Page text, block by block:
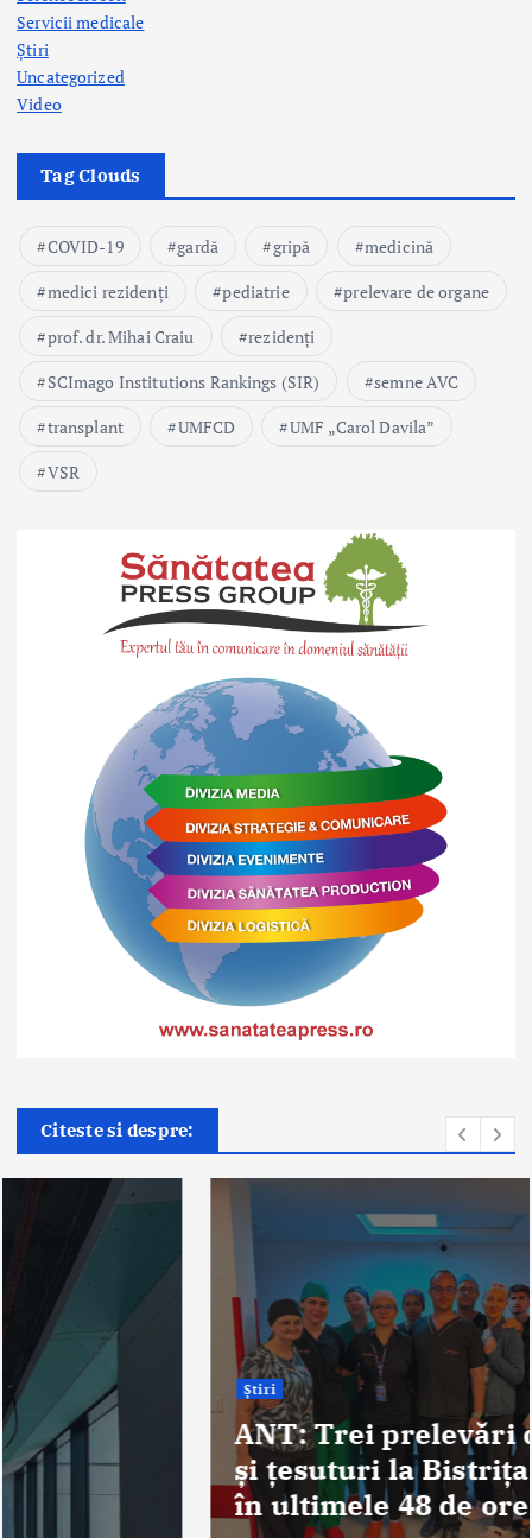
Servicii medicale
Știri
Uncategorized
Video
Tag Clouds
COVID-19 gardă gripă
medicină
medici rezidenți
pediatrie
prelevare de organe
prof. dr. Mihai Craiu
rezidenți
SCImago Institutions Rankings (SIR)
semne AVC
transplant
UMFCD
UMF „Carol Davila”
VSR
Citeste si despre:
ANT: Trei prelevări de organe
și țesuturi la Bistrița și Oradea
în ultimele 48 de ore